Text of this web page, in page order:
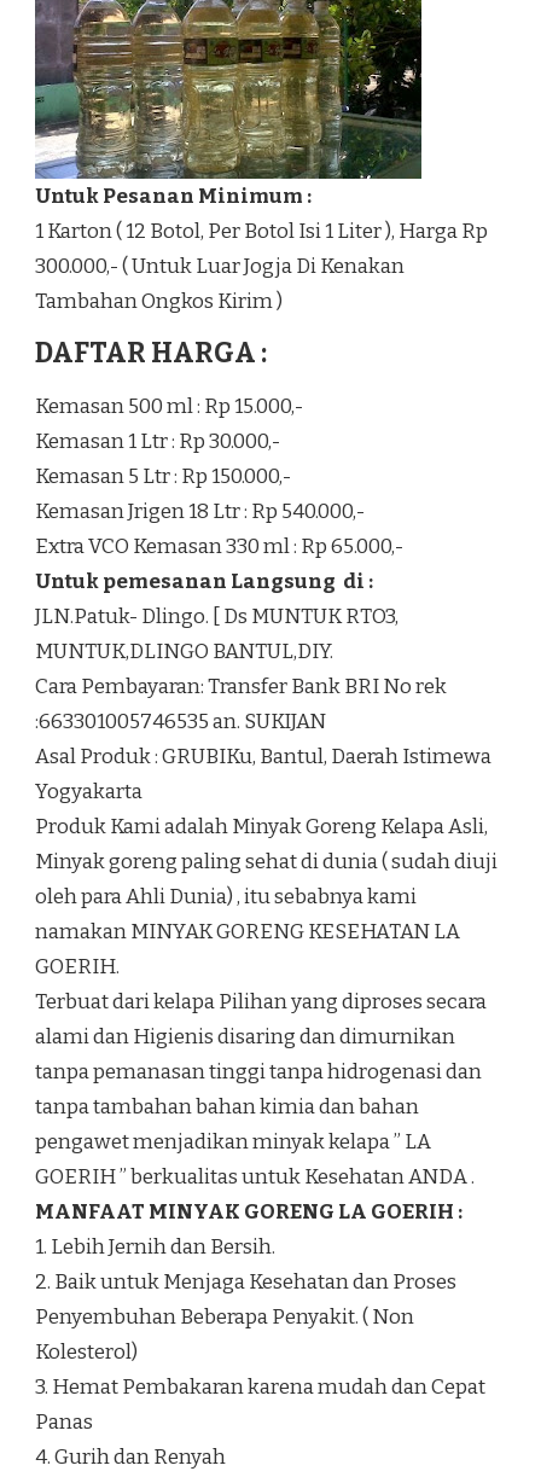
Untuk Pesanan Minimum :
1 Karton ( 12 Botol, Per Botol Isi 1 Liter ), Harga Rp
300.000,- ( Untuk Luar Jogja Di Kenakan
Tambahan Ongkos Kirim )
DAFTAR HARGA :
Kemasan 500 ml : Rp 15.000,-
Kemasan 1 Ltr : Rp 30.000,-
Kemasan 5 Ltr : Rp 150.000,-
Kemasan Jrigen 18 Ltr : Rp 540.000,-
Extra VCO Kemasan 330 ml : Rp 65.000,-
Untuk pemesanan Langsung di :
JLN.Patuk- Dlingo. [ Ds MUNTUK RTO3,
MUNTUK,DLINGO BANTUL,DIY.
Cara Pembayaran: Transfer Bank BRI No rek
:663301005746535 an. SUKIJAN
Asal Produk : GRUBIKu, Bantul, Daerah Istimewa
Yogyakarta
Produk Kami adalah Minyak Goreng Kelapa Asli,
Minyak goreng paling sehat di dunia ( sudah diuji
oleh para Ahli Dunia) , itu sebabnya kami
namakan MINYAK GORENG KESEHATAN LA
GOERIH.
Terbuat dari kelapa Pilihan yang diproses secara
alami dan Higienis disaring dan dimurnikan
tanpa pemanasan tinggi tanpa hidrogenasi dan
tanpa tambahan bahan kimia dan bahan
pengawet menjadikan minyak kelapa ” LA
GOERIH ” berkualitas untuk Kesehatan ANDA .
MANFAAT MINYAK GORENG LA GOERIH :
1. Lebih Jernih dan Bersih.
2. Baik untuk Menjaga Kesehatan dan Proses
Penyembuhan Beberapa Penyakit. ( Non
Kolesterol)
3. Hemat Pembakaran karena mudah dan Cepat
Panas
4. Gurih dan Renyah